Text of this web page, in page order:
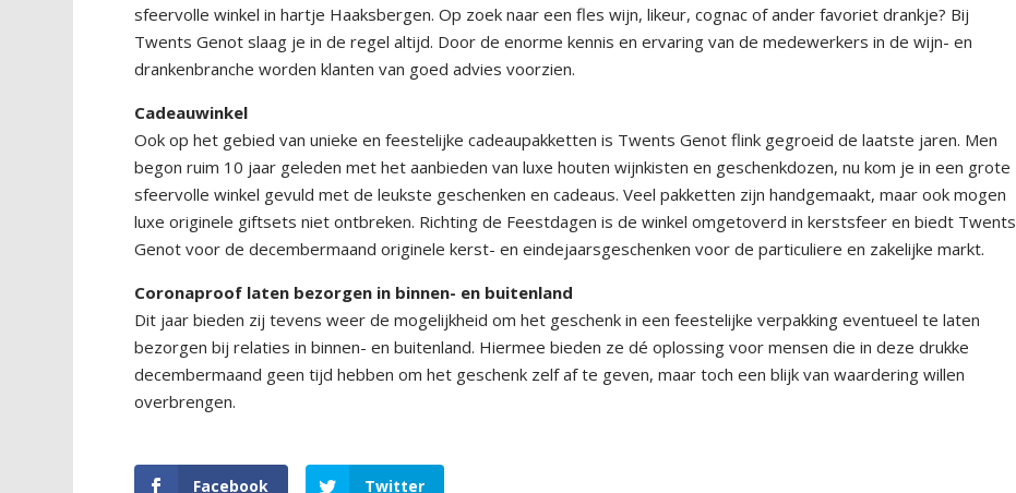
sfeervolle winkel in hartje Haaksbergen. Op zoek naar een fles wijn, likeur, cognac of ander favoriet drankje? Bij
Twents Genot slaag je in de regel altijd. Door de enorme kennis en ervaring van de medewerkers in de wijn- en
drankenbranche worden klanten van goed advies voorzien.
Cadeauwinkel
Ook op het gebied van unieke en feestelijke cadeaupakketten is Twents Genot flink gegroeid de laatste jaren. Men
begon ruim 10 jaar geleden met het aanbieden van luxe houten wijnkisten en geschenkdozen, nu kom je in een grote
sfeervolle winkel gevuld met de leukste geschenken en cadeaus. Veel pakketten zijn handgemaakt, maar ook mogen
luxe originele giftsets niet ontbreken. Richting de Feestdagen is de winkel omgetoverd in kerstsfeer en biedt Twents
Genot voor de decembermaand originele kerst- en eindejaarsgeschenken voor de particuliere en zakelijke markt.
Coronaproof laten bezorgen in binnen- en buitenland
Dit jaar bieden zij tevens weer de mogelijkheid om het geschenk in een feestelijke verpakking eventueel te laten
bezorgen bij relaties in binnen- en buitenland. Hiermee bieden ze dé oplossing voor mensen die in deze drukke
decembermaand geen tijd hebben om het geschenk zelf af te geven, maar toch een blijk van waardering willen
overbrengen.
Facebook Twitter